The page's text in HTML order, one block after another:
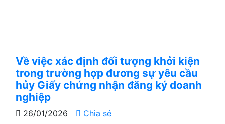
Về việc xác định đối tượng khởi kiện
trong trường hợp đương sự yêu cầu
hủy Giấy chứng nhận đăng ký doanh
nghiệp
26/01/2026
Chia sẻ